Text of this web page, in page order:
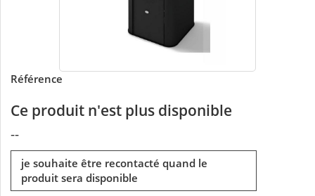
Référence
Ce produit n'est plus disponible
--
je souhaite être recontacté quand le
produit sera disponible